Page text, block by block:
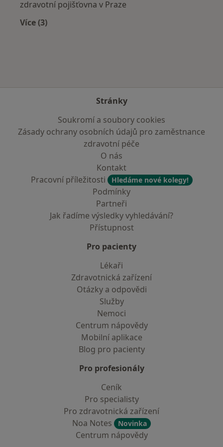
zdravotní pojišťovna v Praze
Více (3)
Stránky
Soukromí a soubory cookies
Zásady ochrany osobních údajů pro zaměstnance
zdravotní péče
O nás
Kontakt
Pracovní příležitosti
Hledáme nové kolegy!
Podmínky
Partneři
Jak řadíme výsledky vyhledávání?
Přístupnost
Pro pacienty
Lékaři
Zdravotnická zařízení
Otázky a odpovědi
Služby
Nemoci
Centrum nápovědy
Mobilní aplikace
Blog pro pacienty
Pro profesionály
Ceník
Pro specialisty
Pro zdravotnická zařízení
Noa Notes
Novinka
Centrum nápovědy